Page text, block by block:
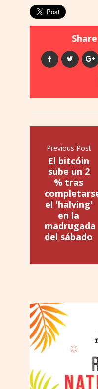
Previous Post
El bitcóin
sube un 2
% tras
el 'halving'
en la
madrugada
del sábado